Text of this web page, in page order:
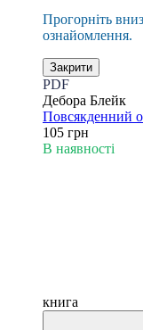
Прогорніть
ознайомлення.
Закрити
PDF
Дебора Блейк
Повсякденний
105 грн
В наявності
книга